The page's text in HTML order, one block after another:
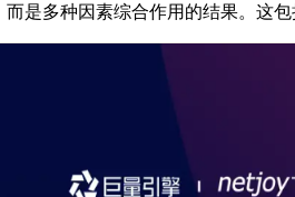
多种因素综合作用的结果。这包